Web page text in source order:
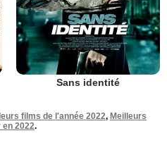
Sans identité
films de l'année 2022, Meilleurs
2022.